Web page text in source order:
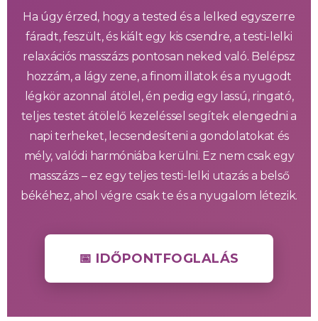
Ha úgy érzed, hogy a tested és a lelked egyszerre
fáradt, feszült, és kiált egy kis csendre, a testi-lelki
relaxációs masszázs pontosan neked való. Belépsz
hozzám, a lágy zene, a finom illatok és a nyugodt
légkör azonnal átölel, én pedig egy lassú, ringató,
teljes testet átölelő kezeléssel segítek elengedni a
napi terheket, lecsendesíteni a gondolatokat és
mély, valódi harmóniába kerülni. Ez nem csak egy
masszázs – ez egy teljes testi-lelki utazás a belső
békéhez, ahol végre csak te és a nyugalom létezik.
📅 IDŐPONTFOGLALÁS